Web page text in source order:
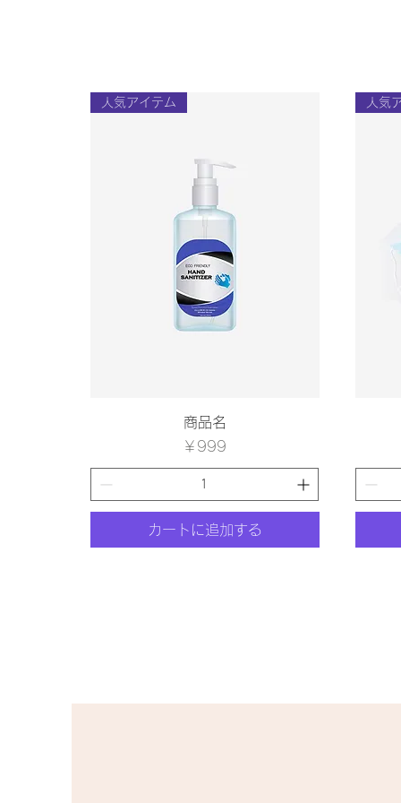
クイックビュー
人気アイテム
商品名
価格
￥999
カートに追加する
人気